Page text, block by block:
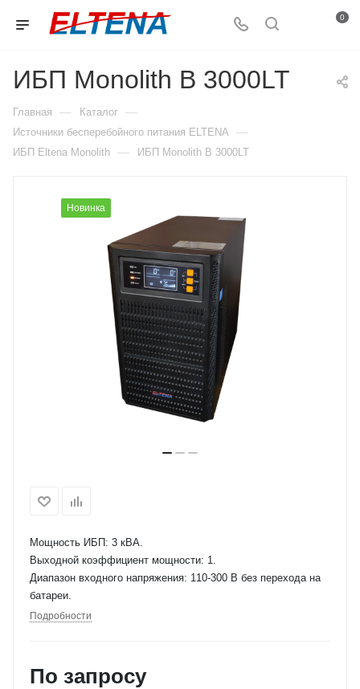
0
ИБП Monolith B 3000LT
Главная — Каталог —
Источники бесперебойного питания ELTENA —
ИБП Eltena Monolith — ИБП Monolith B 3000LT
Новинка
Мощность ИБП: 3 кВА.
Выходной коэффициент мощности: 1.
Диапазон входного напряжения: 110-300 В без перехода на
батареи.
Подробности
По запросу